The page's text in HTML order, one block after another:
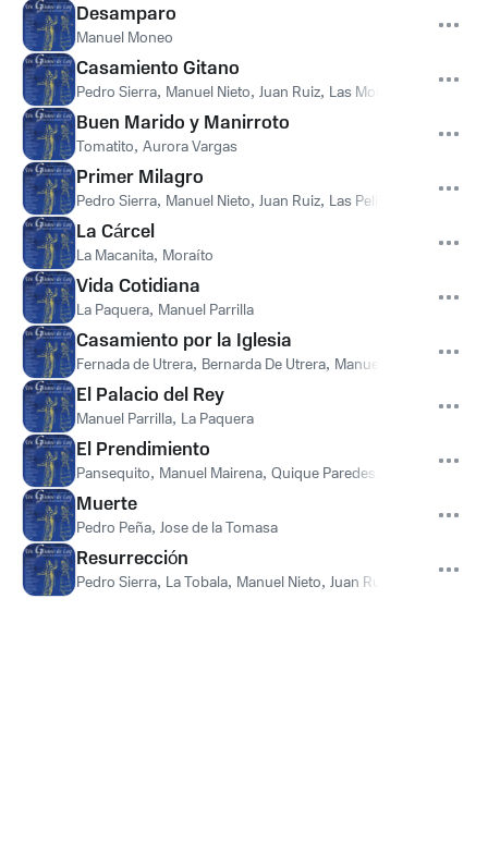
Desamparo
Manuel Moneo
Casamiento Gitano
Pedro Sierra, Manuel Nieto, Juan Ruiz, Las Montoya, Las
Buen Marido y Manirroto
Tomatito, Aurora Vargas
Primer Milagro
Pedro Sierra, Manuel Nieto, Juan Ruiz, Las Peligro
La Cárcel
La Macanita, Moraíto
Vida Cotidiana
La Paquera, Manuel Parrilla
Casamiento por la Iglesia
Fernada de Utrera, Bernarda De Utrera, Manuel Dominguez
El Palacio del Rey
Manuel Parrilla, La Paquera
El Prendimiento
Pansequito, Manuel Mairena, Quique Paredes
Muerte
Pedro Peña, Jose de la Tomasa
Resurrección
Pedro Sierra, La Tobala, Manuel Nieto, Juan Ruiz